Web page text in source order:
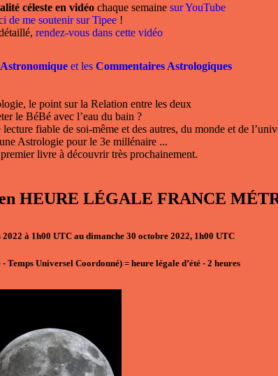
céleste en vidéo chaque semaine sur YouTube
de me soutenir sur Tipee !
rendez-vous dans cette vidéo
et les Commentaires Astrologiques
le point sur la Relation entre les deux
le BéBé avec l’eau du bain ?
fiable de soi-même et des autres, du monde et de
Astrologie pour le 3e millénaire ...
livre à découvrir très prochainement.
HEURE LÉGALE FRANCE
à 1h00 UTC au dimanche 30 octobre 2022, 1h00 UTC
Temps Universel Coordonné) =heure légale d’été - 2 heures